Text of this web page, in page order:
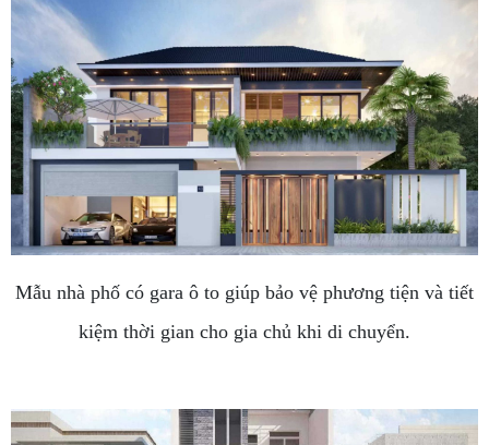
Mẫu nhà phố có gara ô to giúp bảo vệ phương tiện và tiết
kiệm thời gian cho gia chủ khi di chuyển.